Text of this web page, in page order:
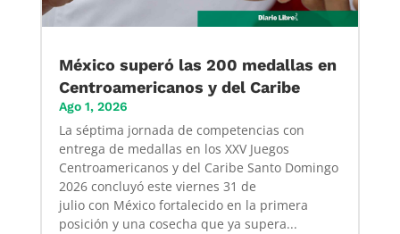
México superó las 200 medallas en
Centroamericanos y del Caribe
Ago 1, 2026
La séptima jornada de competencias con
entrega de medallas en los XXV Juegos
Centroamericanos y del Caribe Santo Domingo
2026 concluyó este viernes 31 de
julio con México fortalecido en la primera
posición y una cosecha que ya supera...